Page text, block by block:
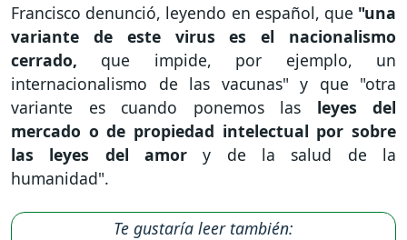
Francisco denunció, leyendo en español, que "una
variante de este virus es el nacionalismo
cerrado, que impide, por ejemplo, un
internacionalismo de las vacunas" y que "otra
variante es cuando ponemos las leyes del
mercado o de propiedad intelectual por sobre
las leyes del amor y de la salud de la
humanidad".
Te gustaría leer también: